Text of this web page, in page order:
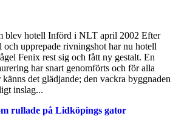
blev hotell Införd i NLT april 2002 Efter
och upprepade rivningshot har nu hotell
Fenix rest sig och fått ny gestalt. En
har snart genomförts och för alla
det glädjande; den vackra byggnaden
inslag...
rullade på Lidköpings gator